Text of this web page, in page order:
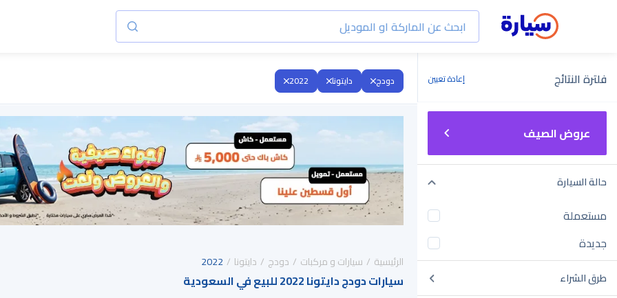
فلترة النتائج إعادة تعيين
عروض الصيف
حالة السيارة
مستعملة
جديدة
طرق الشراء
دودج دايتونا 2022
الرئيسية سيارات و مركبات دودج دايتونا 2022
سيارات دودج دايتونا 2022 للبيع في السعودية